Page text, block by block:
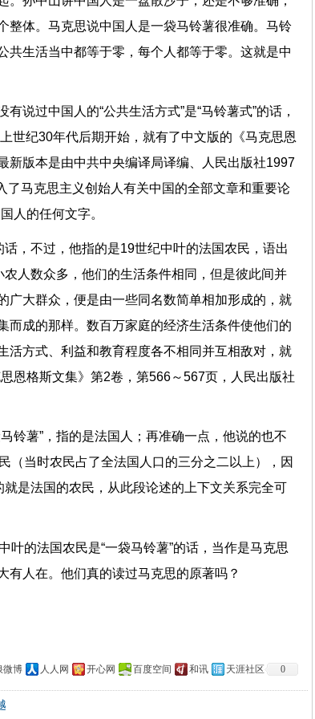
整体。马克思说中国人是一袋马铃薯很准确。马铃
共生活当中都等于零，每个人都等于零。这就是中
说过中国人的“公共生活方式”是“马铃薯式”的话，
世纪30年代后期开始，就有了中文版的《马克思恩
新版本是由中共中央编译局译编、人民出版社1997
了马克思主义创始人有关中国的全部文章和重要论
国人的任何文字。
话，不过，他指的是19世纪中叶的法国农民，语出
人数众多，他们的生活条件相同，但是彼此间并
大群众，便是由一些同名数简单相加形成的，就
而成的那样。数百万家庭的经济生活条件使他们的
活方式、利益和教育程度各不相同并互相敌对，就
恩格斯文集》第2卷，第566～567页，人民出版社
铃薯”，指的是法国人；再准确一点，他说的也不
（当时农民占了全法国人口的三分之二以上），因
就是法国的农民，从此段论述的上下文关系完全可
叶的法国农民是“一袋马铃薯”的话，当作是马克思
有人在。他们真的读过马克思的原著吗？
微博 人人网 开心网 百度空间 和讯 天涯社区 0